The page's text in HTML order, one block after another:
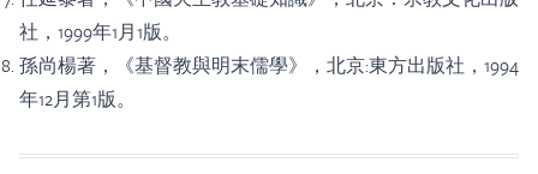
社，1999年1月1版。
孫尚楊著，《基督教與明末儒學》，北京:東方出版社，1994
年12月第1版。